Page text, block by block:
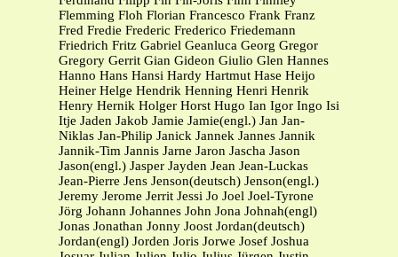
Flemming Floh Florian Francesco Frank Franz
Fred Fredie Frederic Frederico Friedemann
Friedrich Fritz Gabriel Geanluca Georg Gregor
Gregory Gerrit Gian Gideon Giulio Glen Hannes
Hanno Hans Hansi Hardy Hartmut Hase Heijo
Heiner Helge Hendrik Henning Henri Henrik
Henry Hernik Holger Horst Hugo Ian Igor Ingo Isi
Itje Jaden Jakob Jamie Jamie(engl.) Jan Jan-
Niklas Jan-Philip Janick Jannek Jannes Jannik
Jannik-Tim Jannis Jarne Jaron Jascha Jason
Jason(engl.) Jasper Jayden Jean Jean-Luckas
Jean-Pierre Jens Jenson(deutsch) Jenson(engl.)
Jeremy Jerome Jerrit Jessi Jo Joel Joel-Tyrone
Jörg Johann Johannes John Jona Johnah(engl)
Jonas Jonathan Jonny Joost Jordan(deutsch)
Jordan(engl) Jorden Joris Jorwe Josef Joshua